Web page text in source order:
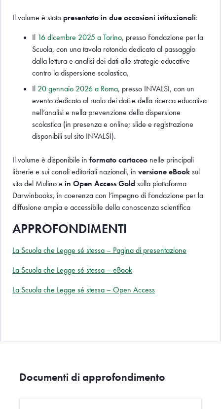
Il volume è stato presentato in due occasioni istituzionali:
Il 16 dicembre 2025 a Torino, presso Fondazione per la
Scuola, con una tavola rotonda dedicata al passaggio
dalla lettura e analisi dei dati alle strategie educative
contro la dispersione scolastica,
Il 20 gennaio 2026 a Roma, presso INVALSI, con un
evento dedicato al ruolo dei dati e della ricerca educativa
nell’analisi e nella prevenzione della dispersione
scolastica (in presenza e online; slide e registrazione
disponibili sul sito INVALSI).
Il volume è disponibile in formato cartaceo nelle principali
librerie e sui canali editoriali nazionali, in versione eBooksul
sito del Mulino e in Open Access Goldsulla piattaforma
Darwinbooks, in coerenza con l’impegno di Fondazione per la
diffusione ampia e accessibile della conoscenza scientifica
APPROFONDIMENTI
La Scuola che Legge sé stessa – Pagina di presentazione
La Scuola che Legge sé stessa – eBook
La Scuola che Legge sé stessa – Open Access
Documenti di approfondimento